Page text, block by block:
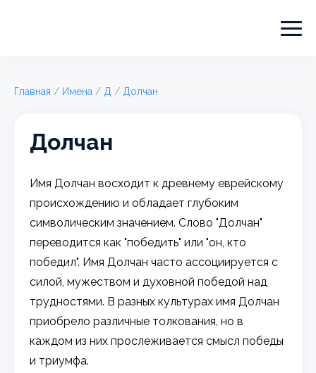
Главная / Имена / Д / Долчан
Долчан
Имя Долчан восходит к древнему еврейскому
происхождению и обладает глубоким
символическим значением. Слово "Долчан"
переводится как "победить" или "он, кто
победил". Имя Долчан часто ассоциируется с
силой, мужеством и духовной победой над
трудностями. В разных культурах имя Долчан
приобрело различные толкования, но в
каждом из них прослеживается смысл победы
и триумфа.